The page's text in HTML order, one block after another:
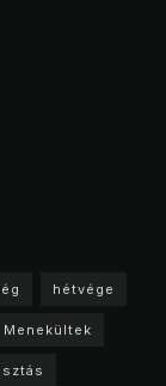
hétvége
Menekültek